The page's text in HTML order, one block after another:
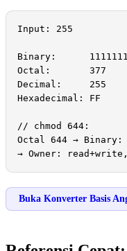
Input: 255
Binary:
Octal:       377
Decimal:     255
Hexadecimal: FF
// chmod 644:
Octal 644 → Binary:
→ Owner:
Buka Konverter Basis